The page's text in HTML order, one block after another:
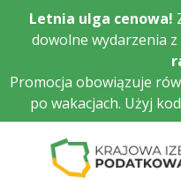
Przejdź
treści
Letnia ulga cenowa!
dowolne wydarzenia
Promocja obowiązuje
po wakacjach. Użyj